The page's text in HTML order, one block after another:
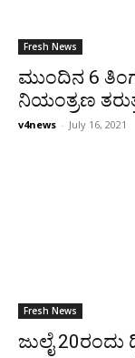
Fresh News
ಮುಂದಿನ 6
ನಿಯಂತ್ರಣ
v4news - July 16, 2021
Fresh News
ಜುಲೈ